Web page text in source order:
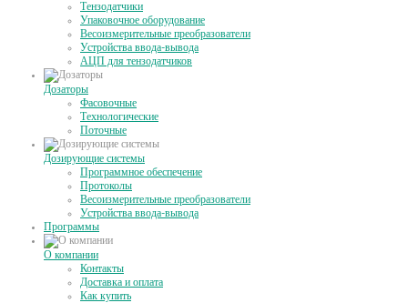
Тензодатчики
Упаковочное оборудование
Весоизмерительные преобразователи
Устройства ввода-вывода
АЦП для тензодатчиков
Дозаторы
Фасовочные
Технологические
Поточные
Дозирующие системы
Программное обеспечение
Протоколы
Весоизмерительные преобразователи
Устройства ввода-вывода
Программы
О компании
Контакты
Доставка и оплата
Как купить